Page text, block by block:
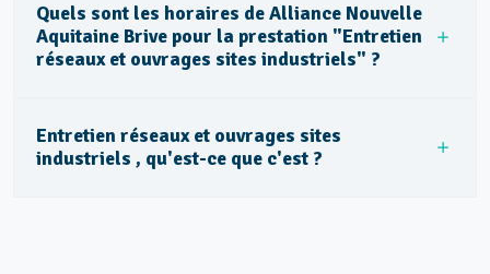
Quels sont les horaires de Alliance Nouvelle
Aquitaine Brive pour la prestation "Entretien
réseaux et ouvrages sites industriels" ?
Entretien réseaux et ouvrages sites
industriels , qu'est-ce que c'est ?